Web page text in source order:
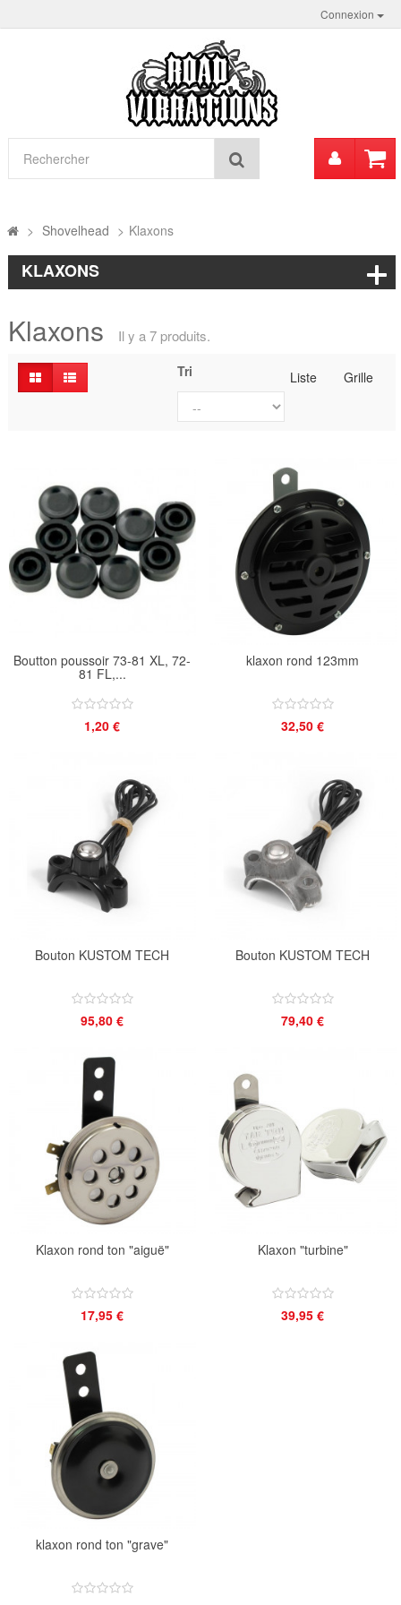
Connexion
Mon
> Shovelhead > Klaxons
KLAXONS
Klaxons Il y a 7 produits.
Liste Grille
Tri
Boutton poussoir 73-81 XL, 72-
81 FL,...
1,20 €
klaxon rond 123mm
32,50 €
Bouton KUSTOM TECH
95,80 €
Bouton KUSTOM TECH
79,40 €
Klaxon rond ton "aiguë"
17,95 €
Klaxon "turbine"
39,95 €
klaxon rond ton "grave"